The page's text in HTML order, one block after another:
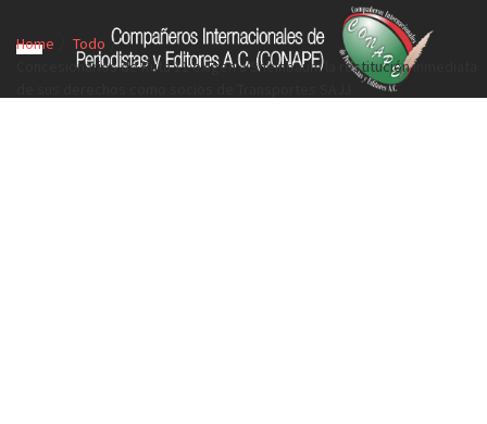
Home
Todo
Concesionarios de Ruta 11 exigen a Sheinbaum la restitución inmediata